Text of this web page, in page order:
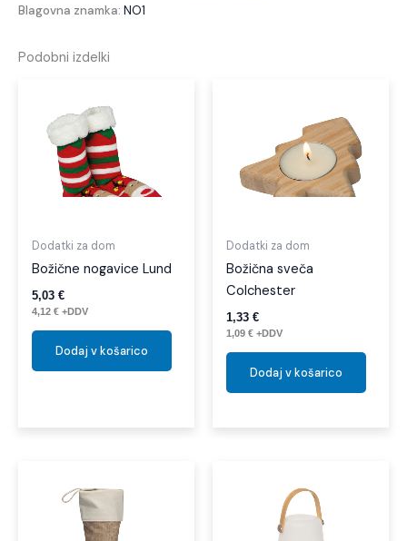
Blagovna znamka: NO1
Podobni izdelki
Dodatki za dom
Božične nogavice Lund
5,03 €
4,12 € +DDV
Dodaj v košarico
Dodatki za dom
Božična sveča
Colchester
1,33 €
1,09 € +DDV
Dodaj v košarico